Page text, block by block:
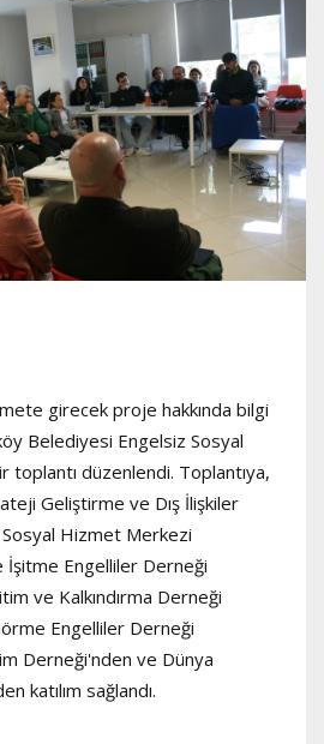
girecek proje hakkında bilgi
Belediyesi Engelsiz Sosyal
düzenlendi. Toplantıya,
Geliştirme ve Dış İlişkiler
Hizmet Merkezi
İşitme Engelliler Derneği
ve Kalkındırma Derneği
Engelliler Derneği
Derneği'nden ve Dünya
katılım sağlandı.